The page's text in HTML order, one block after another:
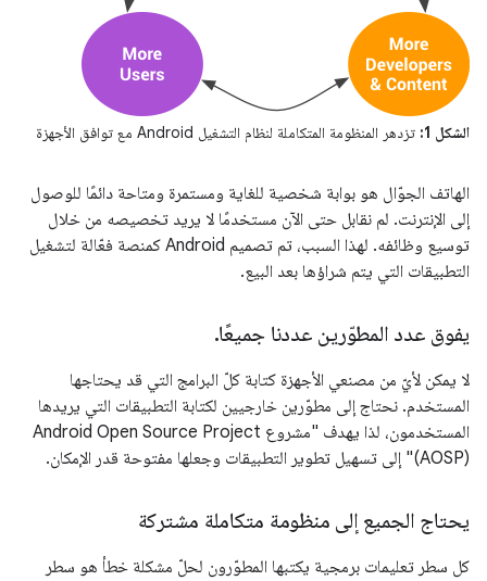
الشكل 1: تزدهر المنظومة المتكاملة لنظام التشغيل Android مع توافق الأجهزة
الهاتف الجوّال هو بوابة شخصية للغاية ومستمرة ومتاحة دائمًا للوصول
إلى الإنترنت. لم نقابل حتى الآن مستخدمًا لا يريد تخصيصه من خلال
توسيع وظائفه. لهذا السبب، تم تصميم Android كمنصة فعّالة لتشغيل
التطبيقات التي يتم شراؤها بعد البيع.
يفوق عدد المطوّرين عددنا جميعًا.
لا يمكن لأيّ من مصنعي الأجهزة كتابة كلّ البرامج التي قد يحتاجها
المستخدم. نحتاج إلى مطوّرين خارجيين لكتابة التطبيقات التي يريدها
المستخدمون، لذا يهدف "مشروع Android Open Source Project
(AOSP)" إلى تسهيل تطوير التطبيقات وجعلها مفتوحة قدر الإمكان.
يحتاج الجميع إلى منظومة متكاملة مشتركة
كل سطر تعليمات برمجية يكتبها المطوّرون لحلّ مشكلة خطأ هو سطر